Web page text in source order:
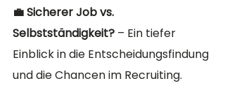
💼 Sicherer Job vs.
Selbstständigkeit? – Ein tiefer
Einblick in die Entscheidungsfindung
und die Chancen im Recruiting.